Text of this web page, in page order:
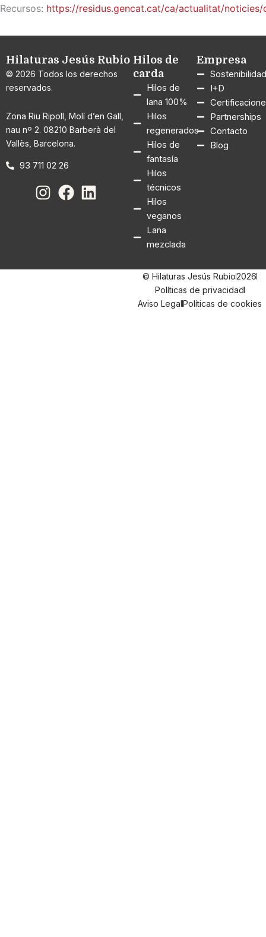
Recursos: https://residus.gencat.cat/ca/actualitat/noticies/
Hilaturas Jesús Rubio
© 2026 Todos los derechos
reservados.
Zona Riu Ripoll, Molí d’en Gall,
nau nº 2. 08210 Barberà del
Vallès, Barcelona.
93 711 02 26
Hilos de
carda
Hilos de
lana 100%
Hilos
regenerados
Hilos de
fantasía
Hilos
técnicos
Hilos
veganos
Lana
mezclada
Empresa
Sostenibilidad
I+D
Partnerships
Contacto
Blog
© Hilaturas Jesús Rubio2026
Políticas de privacidad
Aviso LegalPolíticas de cookies